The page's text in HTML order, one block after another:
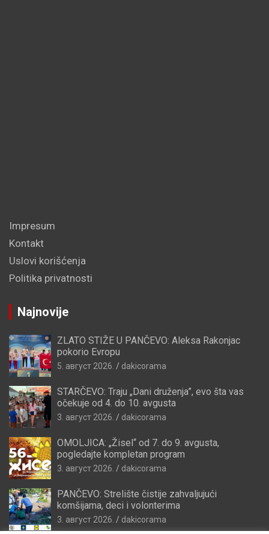
Impresum
Kontakt
Uslovi korišćenja
Politika privatnosti
Najnovije
ZLATO STIŽE U PANČEVO: Aleksa Rakonjac
pokorio Evropu
5. август 2026. dakicorama
STARČEVO: Traju „Dani druženja”, evo šta vas
očekuje od 4. do 10. avgusta
3. август 2026. dakicorama
OMOLJICA: „Žisel“ od 7. do 9. avgusta,
pogledajte kompletan program
3. август 2026. dakicorama
PANČEVO: Strelište čistije zahvaljujući
komšijama, deci i volonterima
3. август 2026. dakicorama